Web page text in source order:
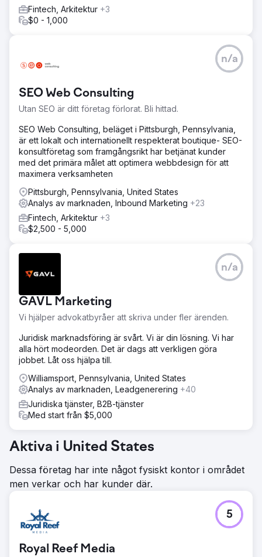
Resultat
Den resefokuserade bokningssidan uppnådde bättre
från förbättringar. Dessa förbättringar ledde till lägre CPA
och högre kundbehållning, med den organiska rankingen
som fortsatte att stiga.
Gå till byråsida
Fintech, Arkitektur +3
$0 - 1,000
SEO Web Consulting
Utan SEO är ditt företag förlorat. Bli hittad.
n/a
SEO Web Consulting, beläget i Pittsburgh, Pennsylvania,
är ett lokalt och internationellt respekterat boutique- SEO-
konsultföretag som framgångsrikt har betjänat kunder
med det primära målet att optimera webbdesign för att
maximera verksamheten
Pittsburgh, Pennsylvania, United States
Analys av marknaden, Inbound Marketing +23
Fintech, Arkitektur +3
$2,500 - 5,000
GAVL Marketing
Vi hjälper advokatbyråer att skriva under fler ärenden.
n/a
Juridisk marknadsföring är svårt. Vi är din lösning. Vi har
alla hört modeorden. Det är dags att verkligen göra
jobbet. Låt oss hjälpa till.
Williamsport, Pennsylvania, United States
Analys av marknaden, Leadgenerering +40
Juridiska tjänster, B2B-tjänster
Med start från $5,000
Aktiva i United States
Dessa företag har inte något fysiskt kontor i området
men verkar och har kunder där.
Royal Reef Media
5